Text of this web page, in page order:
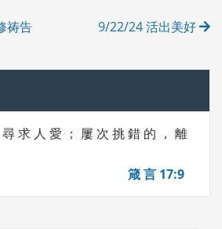
祷告 9/22/24 活出美好
求 人 愛 ； 屢 次 挑 錯 的 ， 離
箴 言 17:9